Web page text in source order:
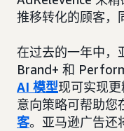
推移转化的顾客，
在过去的一年中，
Brand+ 和
AI 模型现可实现
意向策略可帮助您
客。亚马逊广告还